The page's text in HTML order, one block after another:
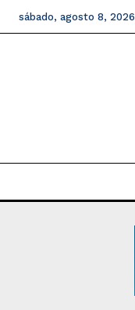
sábado, agosto 8, 2026